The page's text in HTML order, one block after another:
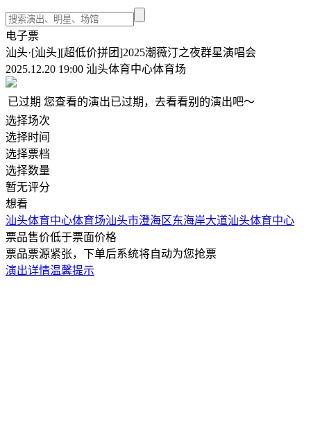
电子票
汕头·[汕头][超低价拼团]2025潮薇汀之夜群星演唱会
2025.12.20 19:00 汕头体育中心体育场
已过期 您查看的演出已过期，去看看别的演出吧～
选择场次
选择时间
选择票档
选择数量
暂无评分
想看
汕头体育中心体育场汕头市澄海区东海岸大道汕头体育中心
票品售价低于票面价格
票品票源紧张，下单后系统将自动为您抢票
演出详情温馨提示